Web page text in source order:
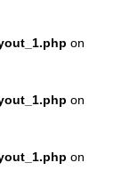
on
on
on